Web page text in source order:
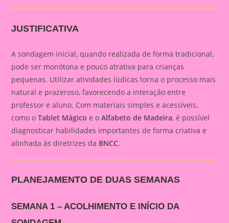
JUSTIFICATIVA
A sondagem inicial, quando realizada de forma tradicional,
pode ser monótona e pouco atrativa para crianças
pequenas. Utilizar atividades lúdicas torna o processo mais
natural e prazeroso, favorecendo a interação entre
professor e aluno. Com materiais simples e acessíveis,
como oTablet Mágico e oAlfabeto de Madeira, é possível
diagnosticar habilidades importantes de forma criativa e
alinhada às diretrizes da BNCC.
PLANEJAMENTO DE DUAS SEMANAS
SEMANA 1 – ACOLHIMENTO E INÍCIO DA